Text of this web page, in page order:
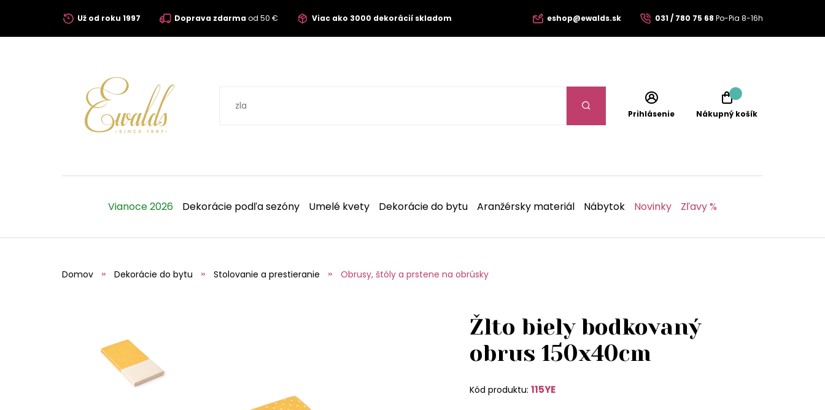
Už od roku 1997 Doprava zdarmaod 50 € Viac ako 3000 dekorácií skladom eshop@ewalds.sk 031 / 780 75 68 Po-Pia 8-16h
Prihlásenie Nákupný košík
Vianoce 2026 Dekorácie podľa sezóny Umelé kvety Dekorácie do bytu Aranžérsky materiál Nábytok Novinky Zľavy %
Domov Dekorácie do bytu Stolovanie a prestieranie Obrusy, štóly a prstene na obrúsky
Žlto biely bodkovaný
obrus 150x40cm
Kód produktu: 115YE